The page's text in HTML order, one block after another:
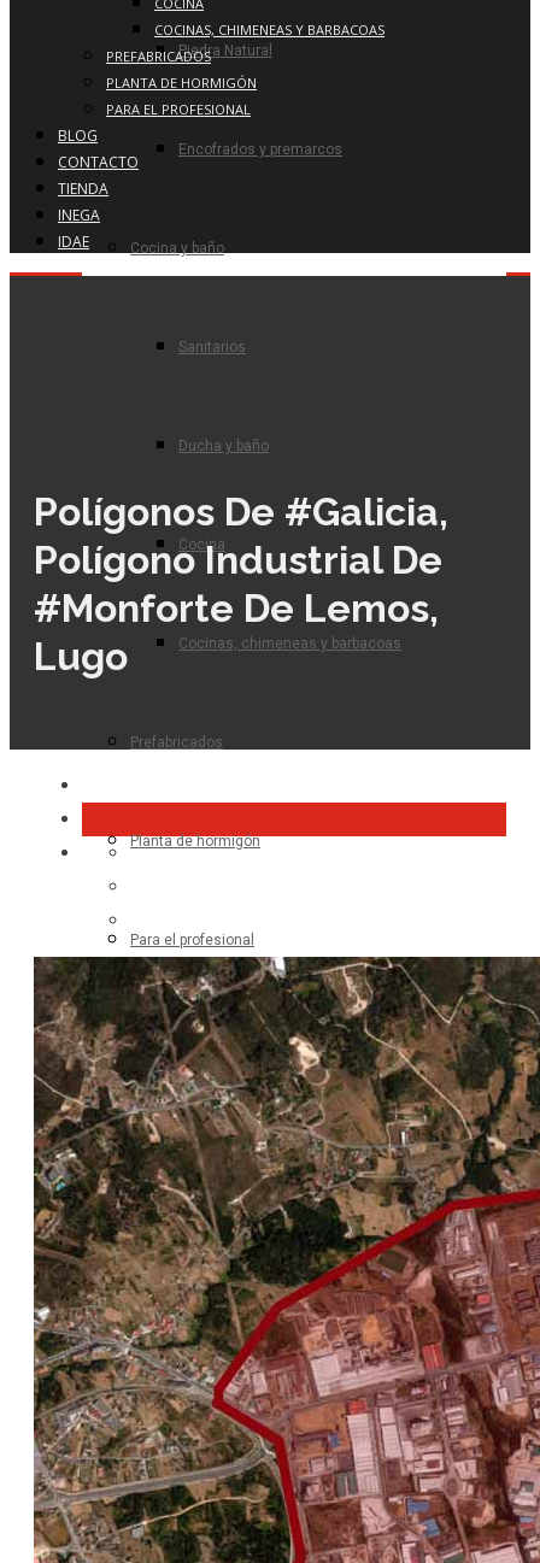
Piedra Natural
Encofrados y premarcos
Cocina y baño
Sanitarios
Ducha y baño
Cocina
Cocinas, chimeneas y barbacoas
Prefabricados
Planta de hormigón
Para el profesional
COCINAS, CHIMENEAS Y BARBACOAS
PREFABRICADOS
PLANTA DE HORMIGÓN
PARA EL PROFESIONAL
BLOG
CONTACTO
TIENDA
INEGA
IDAE
Polígonos De #galicia,
Polígono Industrial De
#Monforte De Lemos,
Lugo